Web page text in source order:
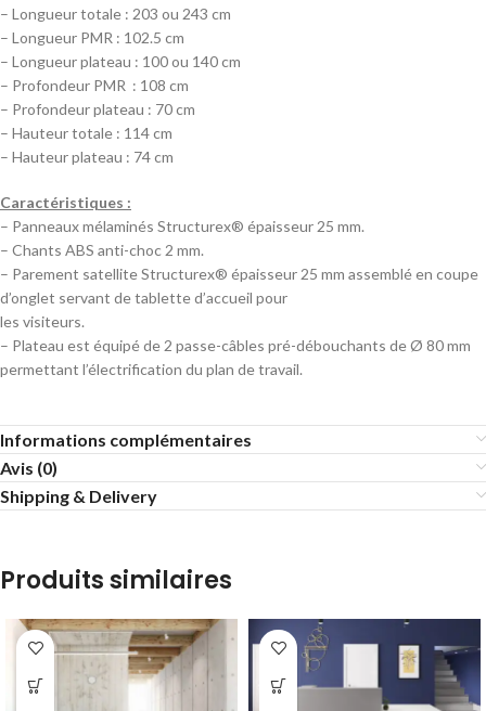
– Longueur totale : 203 ou 243 cm
– Longueur PMR : 102.5 cm
– Longueur plateau : 100 ou 140 cm
– Profondeur PMR : 108 cm
– Profondeur plateau : 70 cm
– Hauteur totale : 114 cm
– Hauteur plateau : 74 cm
Caractéristiques :
– Panneaux mélaminés Structurex® épaisseur 25 mm.
– Chants ABS anti-choc 2 mm.
– Parement satellite Structurex® épaisseur 25 mm assemblé en coupe
d’onglet servant de tablette d’accueil pour
les visiteurs.
– Plateau est équipé de 2 passe-câbles pré-débouchants de Ø 80 mm
permettant l’électrification du plan de travail.
Informations complémentaires
Avis (0)
Shipping & Delivery
Produits similaires